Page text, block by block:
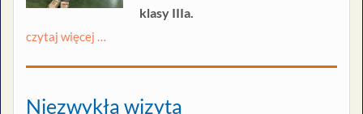
klasy IIIa.
czytaj więcej …
Niezwykła wizyta